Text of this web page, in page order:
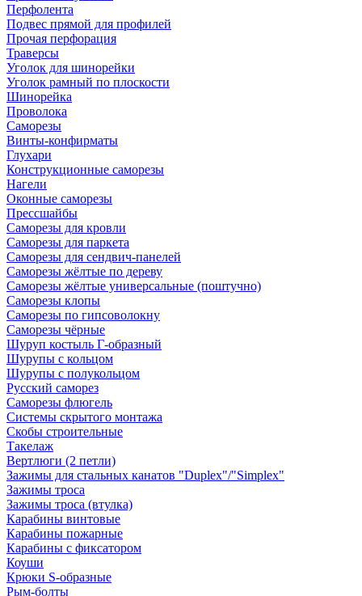
Перфолента
Подвес прямой для профилей
Прочая перфорация
Траверсы
Уголок для шинорейки
Уголок рамный по плоскости
Шинорейка
Проволока
Саморезы
Винты-конфирматы
Глухари
Конструкционные саморезы
Нагели
Оконные саморезы
Прессшайбы
Саморезы для кровли
Саморезы для паркета
Саморезы для сендвич-панелей
Саморезы жёлтые по дереву
Саморезы жёлтые универсальные (поштучно)
Саморезы клопы
Саморезы по гипсоволокну
Саморезы чёрные
Шуруп костыль Г-образный
Шурупы с кольцом
Шурупы с полукольцом
Русский саморез
Саморезы флюгель
Системы скрытого монтажа
Скобы строительные
Такелаж
Вертлюги (2 петли)
Зажимы для стальных канатов "Duplex"/"Simplex"
Зажимы троса
Зажимы троса (втулка)
Карабины винтовые
Карабины пожарные
Карабины с фиксатором
Коуши
Крюки S-образные
Рым-болты